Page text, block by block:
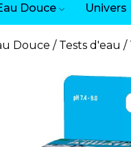
Douce Univers
Douce Tests d'eau